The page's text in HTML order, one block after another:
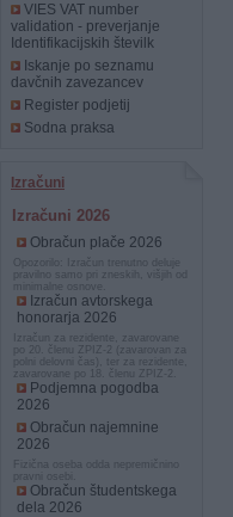
VIES VAT number
validation - preverjanje
Identifikacijskih številk
Iskanje po seznamu
davčnih zavezancev
Register podjetij
Sodna praksa
Izračuni
Izračuni 2026
Obračun plače 2026
Opozorilo: Izračun trenutno deluje
pravilno samo pri zneskih, višjih od
minimalne osnove.
Izračun avtorskega
honorarja 2026
Izračun za rezidente, zavarovane
po 20. členu ZPIZ-2 (zavarovan za
polni delovni čas), ter za rezidente,
zavarovane po 18. členu ZPIZ-2.
Podjemna pogodba
2026
Obračun najemnine
2026
Fizična oseba odda nepremičnino
pravni osebi.
Obračun študentskega
dela 2026